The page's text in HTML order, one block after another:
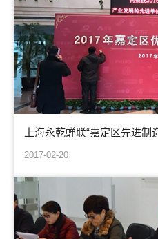
上海永乾蝉联“嘉定区先进制
2017-02-20